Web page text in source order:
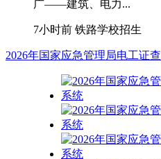
广——建筑、电力...
7小时前 铁路学校招生
2026年国家应急管理局电工证